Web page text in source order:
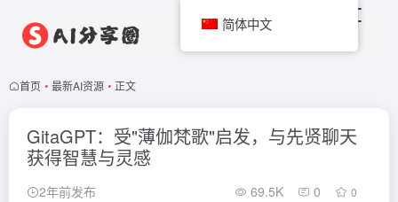
首页 • 最新AI资源 • 正文
GitaGPT：受"薄伽梵歌"启发，与先贤聊天
获得智慧与灵感
2年前发布 69.5K 0 0
简体中文